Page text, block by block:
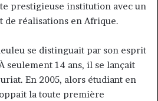
prestigieuse institution avec un
de réalisations en Afrique.
se distinguait par son esprit
seulement 14 ans, il se lançait
En 2005, alors étudiant en
la toute première